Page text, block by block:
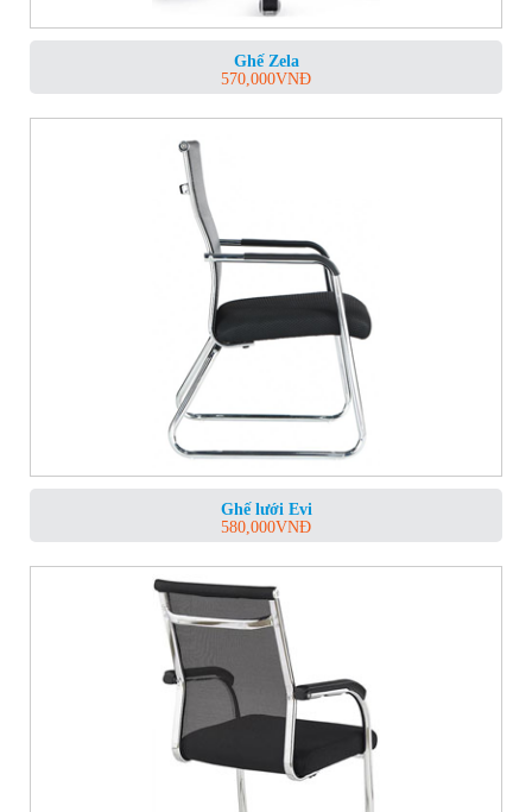
Ghế Zela
570,000VNĐ
Ghế lưới Evi
580,000VNĐ